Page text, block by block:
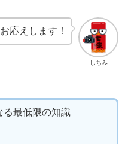
しちみ
応えします！
る最低限の知識